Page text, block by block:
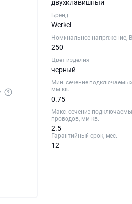
двухклавишный
Бренд
Werkel
Номинальное напряжение, В
250
Цвет изделия
черный
Мин. сечение
мм кв.
0.75
Макс. сечение
проводов, мм кв.
2.5
Гарантийный срок, мес.
12